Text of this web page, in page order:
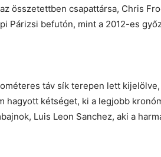
összetettben csapattársa, Chris
Párizsi befutón, mint a 2012-es
táv sík terepen lett
hagyott kétséget, ki a legjobb
Luis Leon Sanchez, aki a